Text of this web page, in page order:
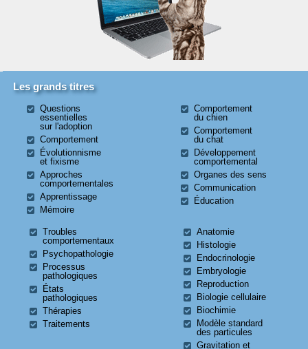
Les grands titres
Questions
essentielles
sur l'adoption
Comportement
Évolutionnisme
et fixisme
Approches
comportementales
Apprentissage
Mémoire
Comportement
du chien
Comportement
du chat
Développement
comportemental
Organes des sens
Communication
Éducation
Troubles
comportementaux
Psychopathologie
Processus
pathologiques
États
pathologiques
Thérapies
Traitements
Anatomie
Histologie
Endocrinologie
Embryologie
Reproduction
Biologie cellulaire
Biochimie
Modèle standard
des particules
Gravitation et